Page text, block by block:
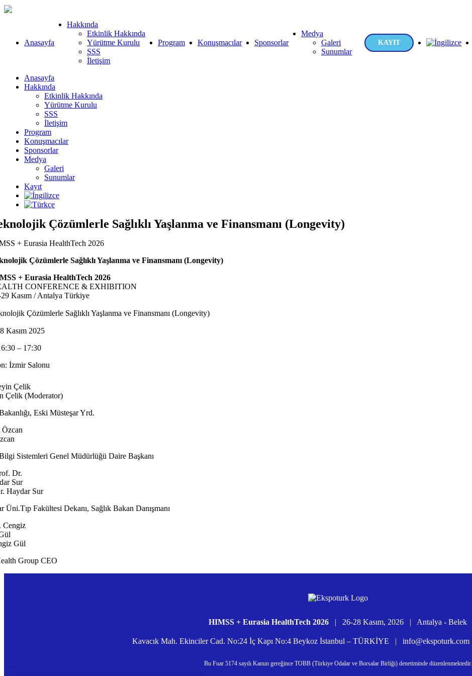
Anasayfa
Hakkında
Etkinlik Hakkında
Yürütme Kurulu
SSS
İletişim
Program Konuşmacılar Sponsorlar
Medya
Galeri
Sunumlar
KAYIT
Anasayfa
Hakkında
Etkinlik Hakkında
Yürütme Kurulu
SSS
İletişim
Program
Konuşmacılar
Sponsorlar
Medya
Galeri
Sunumlar
Kayıt
Çözümlerle Sağlıklı Yaşlanma ve Finansmanı (Longevity)
+ Eurasia HealthTech 2026
Çözümlerle Sağlıklı Yaşlanma ve Finansmanı (Longevity)
+ Eurasia HealthTech 2026
CONFERENCE & EXHIBITION
Kasım / Antalya Türkiye
Çözümlerle Sağlıklı Yaşlanma ve Finansmanı (Longevity)
Kasım 2025
– 17:30
İzmir Salonu
Çelik (Moderator)
Eski Müsteşar Yrd.
Sistemleri Genel Müdürlüğü Daire Başkanı
Haydar Sur
Üni.Tıp Fakültesi Dekanı, Sağlık Bakan Danışmanı
Gül
Group CEO
HIMSS + Eurasia HealthTech 2026 | 26-28 Kasım, 2026 | Antalya - Belek
Kavacık Mah. Ekinciler Cad. No:24 İç Kapı No:4 Beykoz İstanbul – TÜRKİYE | info@ekspoturk.com
Bu Fuar 5174 sayılı Kanun gereğince TOBB (Türkiye Odalar ve Borsalar Birliği) denetiminde düzenlenmektedir.